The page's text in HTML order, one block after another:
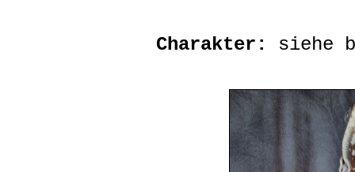
Charakter: siehe